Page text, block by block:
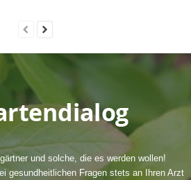
und solche, die es werden wollen!
gesundheitlichen Fragen stets an Ihren Arzt